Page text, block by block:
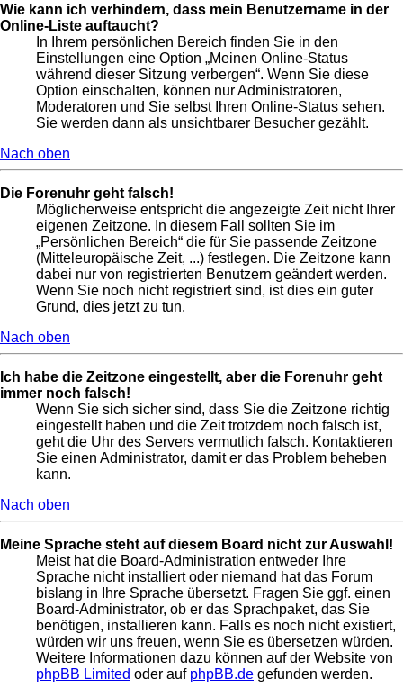
Wie kann ich verhindern, dass mein Benutzername in der
Online-Liste auftaucht?
In Ihrem persönlichen Bereich finden Sie in den
Einstellungen eine Option „Meinen Online-Status
während dieser Sitzung verbergen“. Wenn Sie diese
Option einschalten, können nur Administratoren,
Moderatoren und Sie selbst Ihren Online-Status sehen.
Sie werden dann als unsichtbarer Besucher gezählt.
Nach oben
Die Forenuhr geht falsch!
Möglicherweise entspricht die angezeigte Zeit nicht Ihrer
eigenen Zeitzone. In diesem Fall sollten Sie im
„Persönlichen Bereich“ die für Sie passende Zeitzone
(Mitteleuropäische Zeit, ...) festlegen. Die Zeitzone kann
dabei nur von registrierten Benutzern geändert werden.
Wenn Sie noch nicht registriert sind, ist dies ein guter
Grund, dies jetzt zu tun.
Nach oben
Ich habe die Zeitzone eingestellt, aber die Forenuhr geht
immer noch falsch!
Wenn Sie sich sicher sind, dass Sie die Zeitzone richtig
eingestellt haben und die Zeit trotzdem noch falsch ist,
geht die Uhr des Servers vermutlich falsch. Kontaktieren
Sie einen Administrator, damit er das Problem beheben
kann.
Nach oben
Meine Sprache steht auf diesem Board nicht zur Auswahl!
Meist hat die Board-Administration entweder Ihre
Sprache nicht installiert oder niemand hat das Forum
bislang in Ihre Sprache übersetzt. Fragen Sie ggf. einen
Board-Administrator, ob er das Sprachpaket, das Sie
benötigen, installieren kann. Falls es noch nicht existiert,
würden wir uns freuen, wenn Sie es übersetzen würden.
Weitere Informationen dazu können auf der Website von
phpBB Limited oder auf phpBB.de gefunden werden.